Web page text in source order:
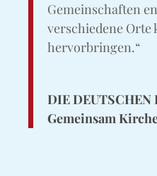
Gemeinschaften
verschiedene
hervorbringen.“
DIE DEUTSCHEN
Gemeinsam